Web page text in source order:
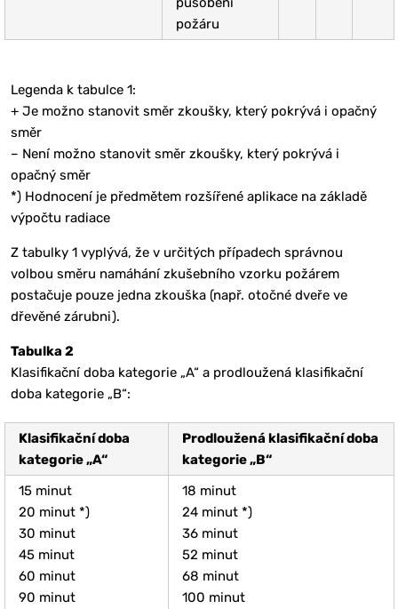
požáru
Legenda k tabulce 1:
+ Je možno stanovit směr zkoušky, který pokrývá i opačný
směr
– Není možno stanovit směr zkoušky, který pokrývá i
opačný směr
*) Hodnocení je předmětem rozšířené aplikace na základě
výpočtu radiace
Z tabulky 1 vyplývá, že v určitých případech správnou
volbou směru namáhání zkušebního vzorku požárem
postačuje pouze jedna zkouška (např. otočné dveře ve
dřevěné zárubni).
Tabulka 2
Klasifikační doba kategorie „A“ a prodloužená klasifikační
doba kategorie „B“:
Klasifikační doba
kategorie „A“
Prodloužená klasifikační doba
kategorie „B“
15 minut
20 minut *)
30 minut
45 minut
60 minut
90 minut
18 minut
24 minut *)
36 minut
52 minut
68 minut
100 minut